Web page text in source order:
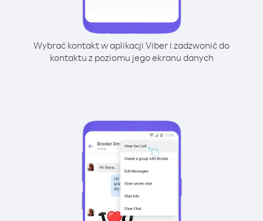
Wybrać kontakt w aplikacji Viber i zadzwonić do
kontaktu z poziomu jego ekranu danych